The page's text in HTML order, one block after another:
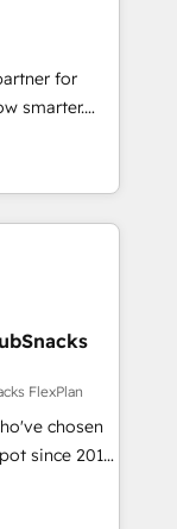
and smart
•
• Website
SAP,
• Custom
+ HubSpot
for
smarter.
from
and
great
modules,
and
bright
we
us
FlexPlan
chosen
since 2014
value...
existing